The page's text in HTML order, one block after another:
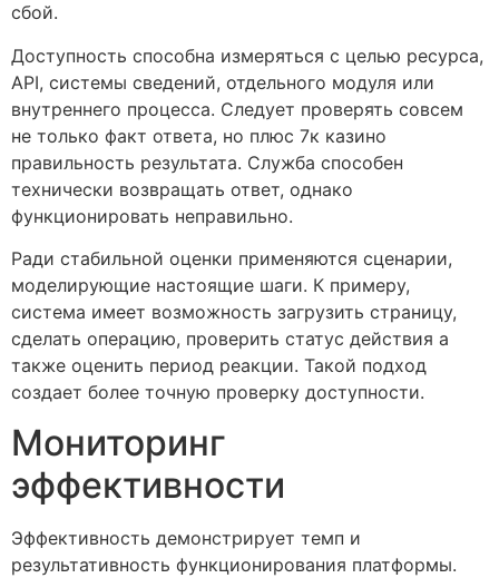
сбой.
Доступность способна измеряться с целью ресурса,
API, системы сведений, отдельного модуля или
внутреннего процесса. Следует проверять совсем
не только факт ответа, но плюс 7к казино
правильность результата. Служба способен
технически возвращать ответ, однако
функционировать неправильно.
Ради стабильной оценки применяются сценарии,
моделирующие настоящие шаги. К примеру,
система имеет возможность загрузить страницу,
сделать операцию, проверить статус действия а
также оценить период реакции. Такой подход
создает более точную проверку доступности.
Мониторинг
эффективности
Эффективность демонстрирует темп и
результативность функционирования платформы.